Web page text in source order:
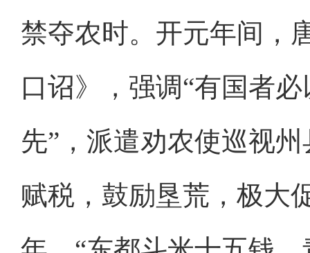
禁夺农时。开元年间，
口诏》，强调“有国者
先”，派遣劝农使巡视
赋税，鼓励垦荒，极大